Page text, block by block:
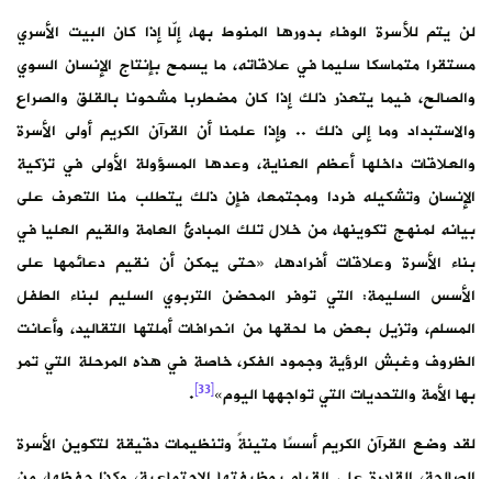
لن يتم للأسرة الوفاء بدورها المنوط بها، إلّا إذا كان البيت الأسري
مستقرا متماسكا سليما في علاقاته، ما يسمح بإنتاج الإنسان السوي
والصالح، فيما يتعذر ذلك إذا كان مضطربا مشحونا بالقلق والصراع
والاستبداد وما إلى ذلك .. وإذا علمنا أن القرآن الكريم أولى الأسرة
والعلاقات داخلها أعظم العناية، وعدها المسؤولة الأولى في تزكية
الإنسان وتشكيله فردا ومجتمعا، فإن ذلك يتطلب منا التعرف على
بيانه لمنهج تكوينها، من خلال تلك المبادئ العامة والقيم العليا في
بناء الأسرة وعلاقات أفرادها، «حتى يمكن أن نقيم دعائمها على
الأسس السليمة: التي توفر المحضن التربوي السليم لبناء الطفل
المسلم، وتزيل بعض ما لحقها من انحرافات أملتها التقاليد، وأعانت
الظروف وغبش الرؤية وجمود الفكر، خاصة في هذه المرحلة التي تمر
بها الأمة والتحديات التي تواجهها اليوم»[33]
.
لقد وضع القرآن الكريم أسسًا متينةً وتنظيمات دقيقة لتكوين الأسرة